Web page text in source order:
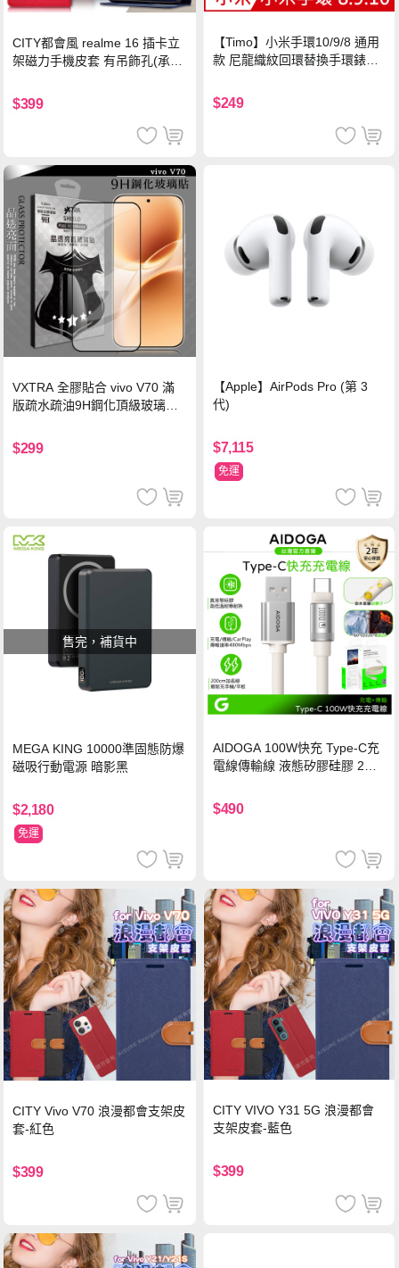
CITY都會風 realme 16 插卡立
架磁力手機皮套 有吊飾孔(承諾
$399
【Timo】小米手環10/9/8 通用
款 尼龍織紋回環替換手環錶帶-
$249
VXTRA 全膠貼合 vivo V70 滿
版疏水疏油9H鋼化頂級玻璃貼
$299
【Apple】AirPods Pro (第 3
代)
$7,115
免運
售完，補貨中
MEGA KING 10000準固態防爆
磁吸行動電源 暗影黑
$2,180
免運
AIDOGA 100W快充 Type-C充
電線傳輸線 液態矽膠硅膠 2M
$490
CITY Vivo V70 浪漫都會支架皮
套-紅色
$399
CITY VIVO Y31 5G 浪漫都會
支架皮套-藍色
$399